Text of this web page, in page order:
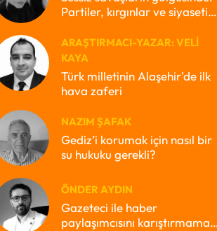
Partiler, kırgınlar ve siyasetin
ARAŞTIRMACI-YAZAR: VELI
KAYA
Türk milletinin Alaşehir'de ilk
hava zaferi
NAZIM ŞAFAK
Gediz’i korumak için nasıl bir
su hukuku gerekli?
ÖNDER AYDIN
Gazeteci ile haber
paylaşımcısını karıştırmamak